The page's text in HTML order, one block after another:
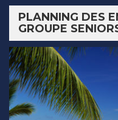
PLANNING DES
GROUPE